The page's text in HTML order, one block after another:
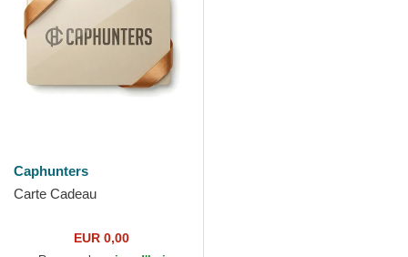
Caphunters
Carte Cadeau
EUR 0,00